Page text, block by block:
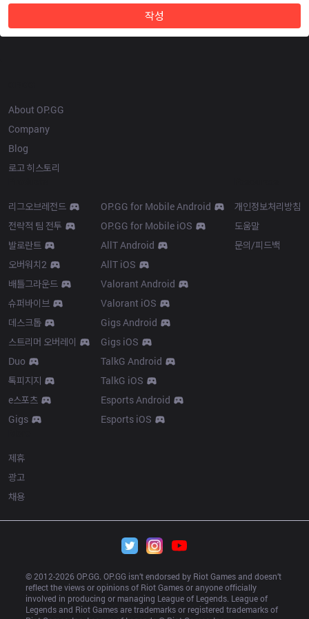
작성
About OP.GG
Company
Blog
로고 히스토리
리그오브레전드
전략적 팀 전투
발로란트
오버워치2
배틀그라운드
슈퍼바이브
데스크톱
스트리머 오버레이
Duo
톡피지지
e스포츠
Gigs
OP.GG for Mobile Android
OP.GG for Mobile iOS
AllT Android
AllT iOS
Valorant Android
Valorant iOS
Gigs Android
Gigs iOS
TalkG Android
TalkG iOS
Esports Android
Esports iOS
개인정보처리방침
도움말
문의/피드백
제휴
광고
채용
© 2012-2026 OP.GG. OP.GG isn’t endorsed by Riot Games and doesn’t
reflect the views or opinions of Riot Games or anyone officially
involved in producing or managing League of Legends. League of
Legends and Riot Games are trademarks or registered trademarks of